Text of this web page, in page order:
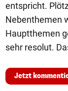
entspricht.
Nebenthemen
Hauptthemen
sehr resolut.
Jetzt